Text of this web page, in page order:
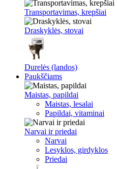
Transportavimas, krepšiai
Draskyklės, stovai
Durelės (landos)
Paukščiams
Maistas, papildai
Maistas, lesalai
Papildai, vitaminai
Narvai ir priedai
Narvai
Lesyklos, girdyklos
Priedai